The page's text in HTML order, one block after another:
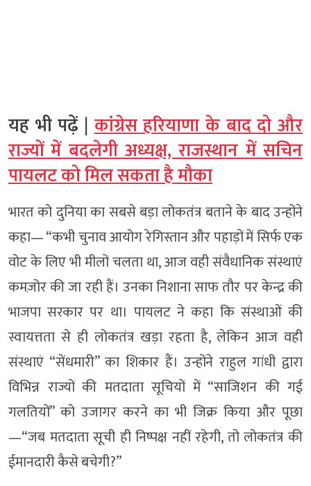
यह भी पढ़ें |कांग्रेस हरियाणा के बाद दो और
राज्यों में बदलेगी अध्यक्ष, राजस्थान में सचिन
पायलट को मिल सकता है मौका
भारत को दुनिया का सबसे बड़ा लोकतंत्र बताने के बाद उन्होंने
कहा— “कभी चुनाव आयोग रेगिस्तान और पहाड़ों में सिर्फ एक
वोट के लिए भी मीलों चलता था, आज वही संवैधानिक संस्थाएं
कमज़ोर की जा रही हैं। उनका निशाना साफ तौर पर केन्द्र की
भाजपा सरकार पर था। पायलट ने कहा कि संस्थाओं की
स्वायत्तता से ही लोकतंत्र खड़ा रहता है, लेकिन आज वही
संस्थाएं “सेंधमारी” का शिकार हैं। उन्होंने राहुल गांधी द्वारा
विभिन्न राज्यों की मतदाता सूचियों में “साजिशन की गई
गलतियों” को उजागर करने का भी जिक्र किया और पूछा
—“जब मतदाता सूची ही निष्पक्ष नहीं रहेगी, तो लोकतंत्र की
ईमानदारी कैसे बचेगी?”